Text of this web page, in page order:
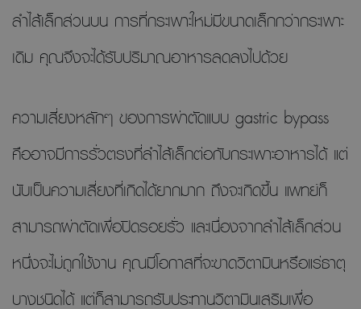
ลำไส้เล็กส่วนบน การที่กระเพาะใหม่มีขนาดเล็กกว่ากระเพาะ
เดิม คุณจึงจะได้รับปริมาณอาหารลดลงไปด้วย
ความเสี่ยงหลักๆ ของการผ่าตัดแบบ gastric bypass
คืออาจมีการรั่วตรงที่ลำไส้เล็กต่อกับกระเพาะอาหารได้ แต่
นับเป็นความเสี่ยงที่เกิดได้ยากมาก ถึงจะเกิดขึ้น แพทย์ก็
สามารถผ่าตัดเพื่อปิดรอยรั่ว และเนื่องจากลำไส้เล็กส่วน
หนึ่งจะไม่ถูกใช้งาน คุณมีโอกาสที่จะขาดวิตามินหรือแร่ธาตุ
บางชนิดได้ แต่ก็สามารถรับประทานวิตามินเสริมเพื่อ